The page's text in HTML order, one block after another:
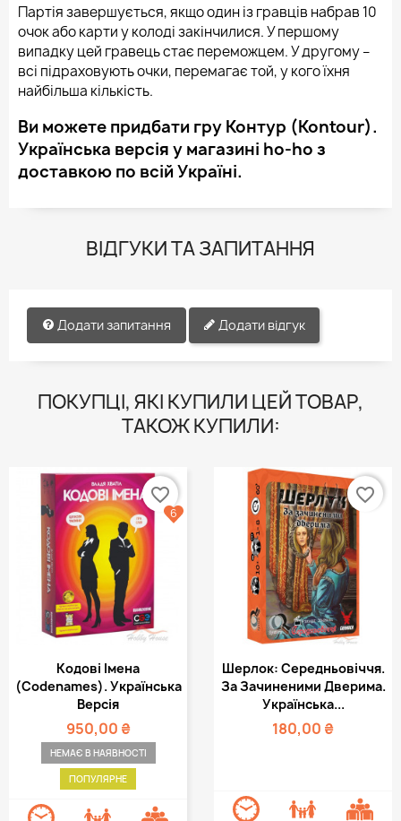
Партія завершується, якщо один із гравців набрав 10
очок або карти у колоді закінчилися. У першому
випадку цей гравець стає переможцем. У другому –
всі підраховують очки, перемагає той, у кого їхня
найбільша кількість.
Ви можете придбати гру Контур (Kontour).
Українська версія у магазині ho-ho з
доставкою по всій Україні.
ВІДГУКИ ТА ЗАПИТАННЯ
Додати запитання Додати відгук
ПОКУПЦІ, ЯКІ КУПИЛИ ЦЕЙ ТОВАР,
ТАКОЖ КУПИЛИ:
Кодові Імена
(Codenames). Українська
Версія
950,00 ₴
НЕМАЄ В НАЯВНОСТІ
ПОПУЛЯРНЕ
favorite_border
6
Шерлок: Середньовіччя.
За Зачиненими Дверима.
Українська...
180,00 ₴
favorite_border